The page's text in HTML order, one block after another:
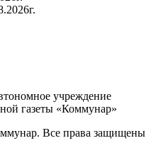
учреждение
газеты «Коммунар»
Все права защищены